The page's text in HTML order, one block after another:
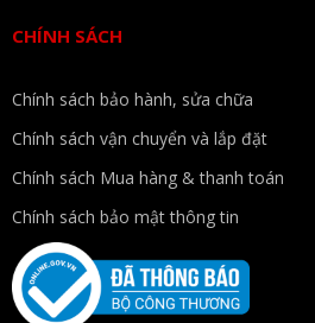
CHÍNH SÁCH
Chính sách bảo hành, sửa chữa
Chính sách vận chuyển và lắp đặt
Chính sách Mua hàng & thanh toán
Chính sách bảo mật thông tin